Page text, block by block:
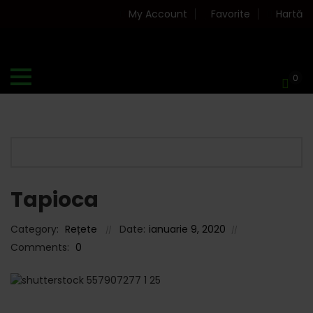
My Account Favorite Hartă
0
Tapioca
Category: Rețete Date: ianuarie 9, 2020
Comments: 0